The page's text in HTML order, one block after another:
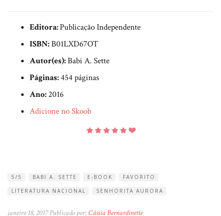
Editora:Publicação Independente
ISBN:B01LXD67OT
Autor(es):Babi A. Sette
Páginas:454 páginas
Ano: 2016
Adicione no Skoob
5/5 BABI A. SETTE E-BOOK
FAVORITO
LITERATURA NACIONAL
SENHORITA AURORA
janeiro 18, 2017 Publicado por: Cássia Bernardinette